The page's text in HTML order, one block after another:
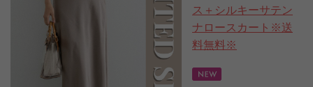
ス＋シルキーサテン
ナロースカート※送
料無料※